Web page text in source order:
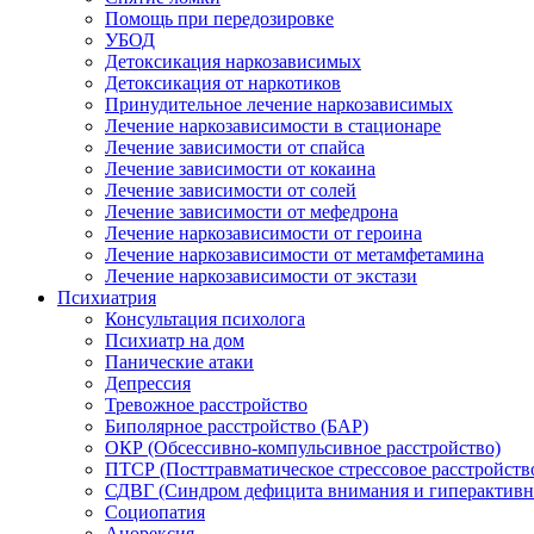
Помощь при передозировке
УБОД
Детоксикация наркозависимых
Детоксикация от наркотиков
Принудительное лечение наркозависимых
Лечение наркозависимости в стационаре
Лечение зависимости от спайса
Лечение зависимости от кокаина
Лечение зависимости от солей
Лечение зависимости от мефедрона
Лечение наркозависимости от героина
Лечение наркозависимости от метамфетамина
Лечение наркозависимости от экстази
Психиатрия
Консультация психолога
Психиатр на дом
Панические атаки
Депрессия
Тревожное расстройство
Биполярное расстройство (БАР)
ОКР (Обсессивно-компульсивное расстройство)
ПТСР (Посттравматическое стрессовое
СДВГ (Синдром дефицита внимания и
Социопатия